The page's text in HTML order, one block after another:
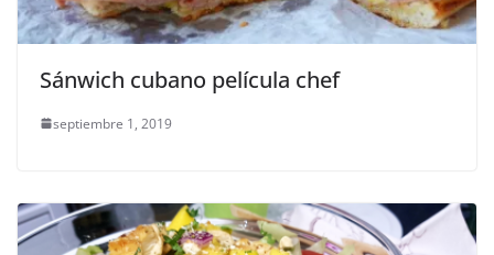
Sánwich cubano película chef
septiembre 1, 2019